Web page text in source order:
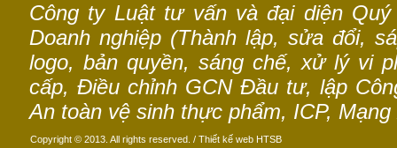
Công ty Luật tư vấn và đại diện
Doanh nghiệp (Thành lập, sửa đổi,
logo, bản quyền, sáng chế, xử lý vi
cấp, Điều chỉnh GCN Đầu tư, lập
An toàn vệ sinh thực phẩm, ICP,
Copyright © 2013. All rights reserved. / Thiết kế web HTSB